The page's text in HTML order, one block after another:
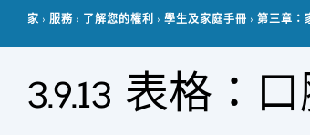
麵
屑
家 服務 了解您的權利 學生及家庭手冊 第三章：
3.9.13 表格：